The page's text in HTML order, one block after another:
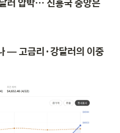
— 고금리·강달러의 이중